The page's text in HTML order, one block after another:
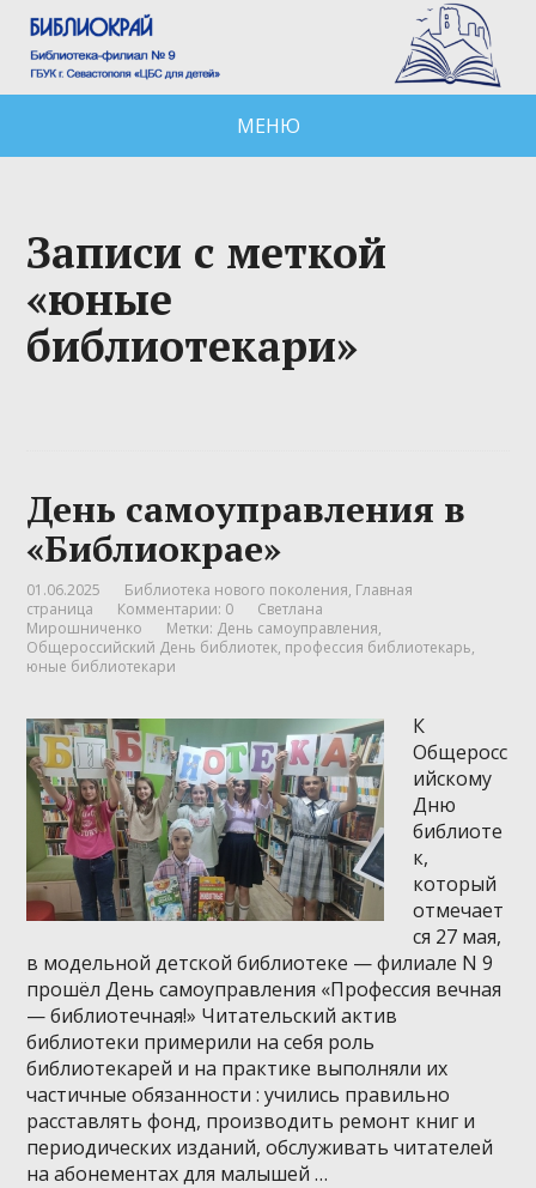
МЕНЮ
Записи с меткой
«юные
библиотекари»
День самоуправления в
«Библиокрае»
01.06.2025 Библиотека нового поколения, Главная
страница
Комментарии: 0
Светлана
Мирошниченко
Метки: День самоуправления,
Общероссийский День библиотек, профессия библиотекарь,
юные библиотекари
К
Общеросс
ийскому
Дню
библиоте
к,
который
отмечает
ся 27 мая,
в модельной детской библиотеке — филиале N 9
прошёл День самоуправления «Профессия вечная
— библиотечная!» Читательский актив
библиотеки примерили на себя роль
библиотекарей и на практике выполняли их
частичные обязанности : учились правильно
расставлять фонд, производить ремонт книг и
периодических изданий, обслуживать читателей
на абонементах для малышей …